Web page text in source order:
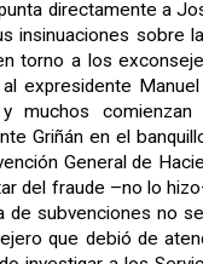
directamente a
insinuaciones sobre
torno a los
expresidente
muchos
Griñán en el
General de
del fraude –no lo
de subvenciones no
que debió de